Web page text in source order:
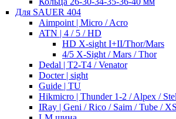
Для SAUER 404
Aimpoint | Micro / Acro
ATN | 4 / 5 / HD
HD X-sight I+II/Thor/Mars
4/5 X-Sight / Mars / Thor
Dedal | T2-T4 / Venator
Docter | sight
Guide | TU
Hikmicro | Thunder 1-2 / Alpex /
IRay | Geni / Rico / Saim / Tube /